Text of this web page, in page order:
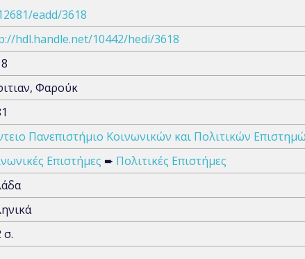
eadd/3618
hdl.handle.net/10442/hedi/3618
Φαρούκ
Πανεπιστήμιο Κοινωνικών και Πολιτικών
Επιστήμες ➨ Πολιτικές Επιστήμες
σ.